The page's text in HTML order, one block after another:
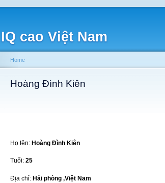
cao Việt Nam
Home
Hoàng Đình Kiên
Họ tên: Hoàng Đình Kiên
Tuổi: 25
Địa chỉ: Hải phòng ,Việt Nam